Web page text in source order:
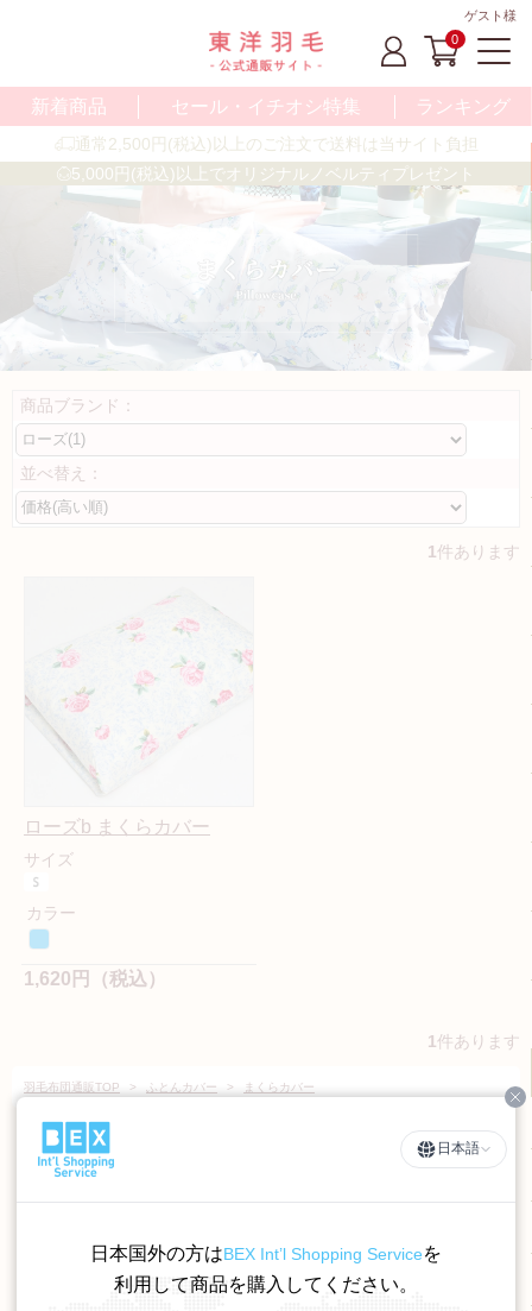
ゲスト様
0
新着商品 セール・イチオシ特集 ランキング
通常2,500円(税込)以上のご注文で送料は当サイト負担
5,000円(税込)以上でオリジナルノベルティプレゼント
商品ブランド：
並べ替え：
1件あります
ローズb まくらカバー
サイズ
カラー
1,620円（税込）
1件あります
羽毛布団通販TOP > ふとんカバー > まくらカバー
日本語
日本国外の方はBEX Int’l Shopping Serviceを
利用して商品を購入してください。